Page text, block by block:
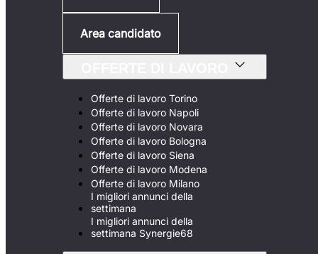
Area candidato
Offerte di lavoro Torino
Offerte di lavoro Napoli
Offerte di lavoro Novara
Offerte di lavoro Bologna
Offerte di lavoro Siena
Offerte di lavoro Modena
Offerte di lavoro Milano
I migliori annunci della
settimana
I migliori annunci della
settimana Synergie68